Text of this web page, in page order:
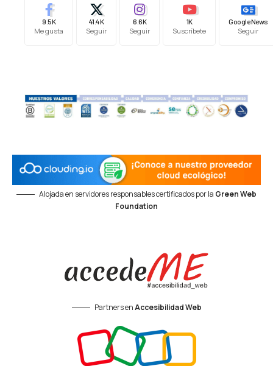
9.5K
Me gusta
41.4K
Seguir
6.6K
Seguir
1K
Suscríbete
Google News
Seguir
Alojada en servidores responsables certificados por la Green Web
Foundation
Partners enAccesibilidad Web